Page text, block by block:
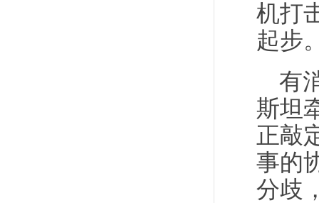
机打
起步
有
斯坦
正敲
事的
分歧